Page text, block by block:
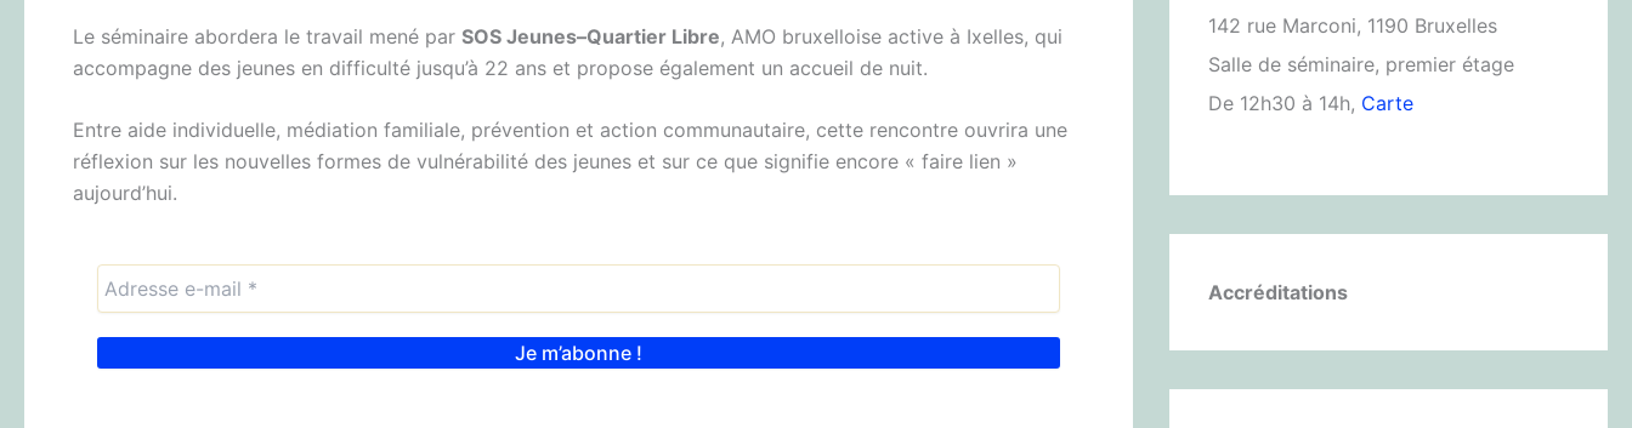
Le séminaire abordera le travail mené par SOS Jeunes–Quartier Libre, AMO bruxelloise active à Ixelles, qui
accompagne des jeunes en difficulté jusqu’à 22 ans et propose également un accueil de nuit.
Entre aide individuelle, médiation familiale, prévention et action communautaire, cette rencontre ouvrira une
réflexion sur les nouvelles formes de vulnérabilité des jeunes et sur ce que signifie encore « faire lien »
aujourd’hui.
142 rue Marconi, 1190 Bruxelles
Salle de séminaire, premier étage
De 12h30 à 14h, Carte
Accréditations